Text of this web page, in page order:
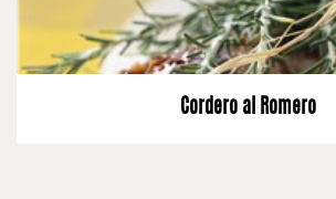
Cordero al Romero